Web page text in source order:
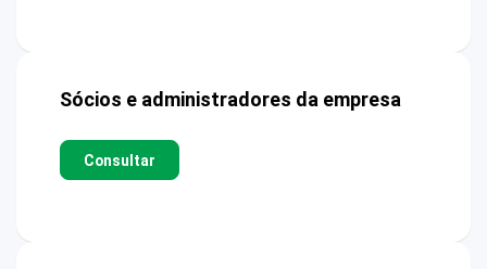
Sócios e administradores da empresa
Consultar